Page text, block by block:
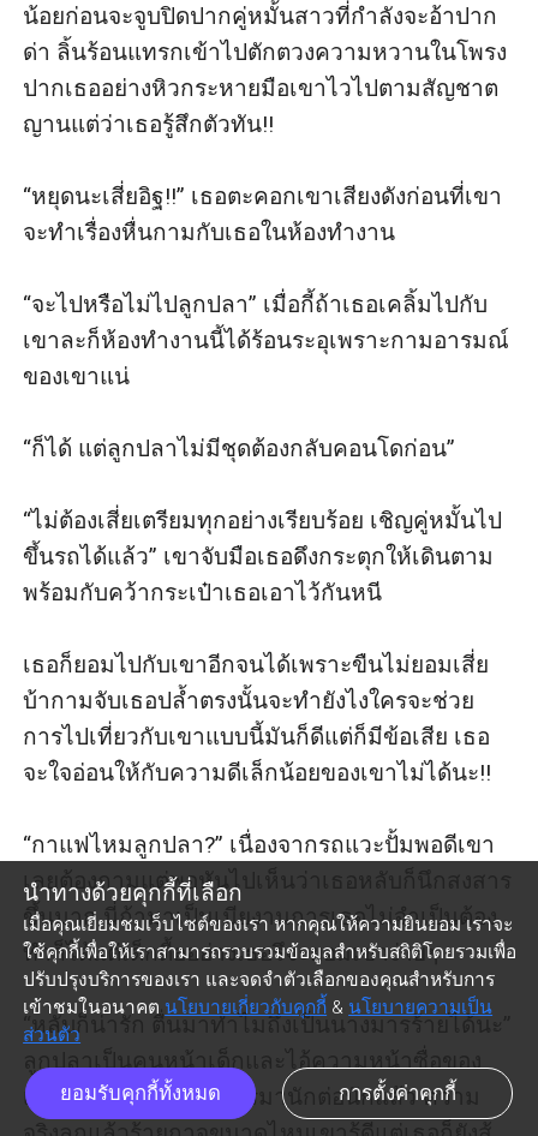
นำทางด้วยคุกกี้ที่เลือก
เมื่อคุณเยี่ยมชมเว็บไซต์ของเรา หากคุณให้ความยินยอม เราจะ
ใช้คุกกี้เพื่อให้เราสามารถรวบรวมข้อมูลสำหรับสถิติโดยรวมเพื่อ
ปรับปรุงบริการของเรา และจดจำตัวเลือกของคุณสำหรับการ
เข้าชมในอนาคต นโยบายเกี่ยวกับคุกกี้ & นโยบายความเป็น
ส่วนตัว
ยอมรับคุกกี้ทั้งหมด การตั้งค่าคุกกี้
น้อยก่อนจะจูบปิดปากคู่หมั้นสาวที่กำลังจะอ้าปาก
ด่า ลิ้นร้อนแทรกเข้าไปตักตวงความหวานในโพรง
ปากเธออย่างหิวกระหายมือเขาไวไปตามสัญชาต
ญานแต่ว่าเธอรู้สึกตัวทัน!!
“หยุดนะเสี่ยอิฐ!!” เธอตะคอกเขาเสียงดังก่อนที่เขา
จะทำเรื่องหื่นกามกับเธอในห้องทำงาน
“จะไปหรือไม่ไปลูกปลา” เมื่อกี้ถ้าเธอเคลิ้มไปกับ
เขาละก็ห้องทำงานนี้ได้ร้อนระอุเพราะกามอารมณ์
ของเขาแน่
“ก็ได้ แต่ลูกปลาไม่มีชุดต้องกลับคอนโดก่อน”
“ไม่ต้องเสี่ยเตรียมทุกอย่างเรียบร้อย เชิญคู่หมั้นไป
ขึ้นรถได้แล้ว” เขาจับมือเธอดึงกระตุกให้เดินตาม
พร้อมกับคว้ากระเป๋าเธอเอาไว้กันหนี
เธอก็ยอมไปกับเขาอีกจนได้เพราะขืนไม่ยอมเสี่ย
บ้ากามจับเธอปล้ำตรงนั้นจะทำยังไงใครจะช่วย
การไปเที่ยวกับเขาแบบนี้มันก็ดีแต่ก็มีข้อเสีย เธอ
จะใจอ่อนให้กับความดีเล็กน้อยของเขาไม่ได้นะ!!
“กาแฟไหมลูกปลา?” เนื่องจากรถแวะปั้มพอดีเขา
เลยต้องถามแต่พอหันไปเห็นว่าเธอหลับก็นึกสงสาร
ขึ้นมาก นี่ถ้ามาเป็นเมียงานการเธอไม่จำเป็นต้อง
ทำก็ได้แต่เด็กดื้ออย่างเธอรึจะยอมเขาง่ายๆ
“หลับก็น่ารัก ตื่นมาทำไมถึงเป็นนางมารร้ายได้นะ”
ลูกปลาเป็นคนหน้าเด็กและไอ้ความหน้าซื่อของ
เธอนี่แหละมันหลอกใครมานักต่อนักแล้ว ความ